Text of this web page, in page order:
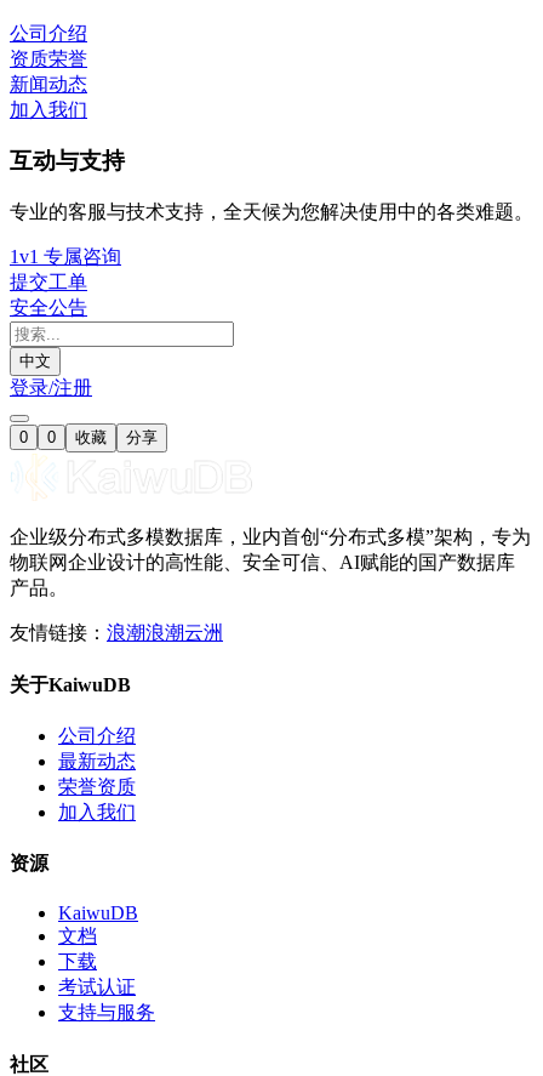
公司介绍
资质荣誉
新闻动态
加入我们
互动与支持
专业的客服与技术支持，全天候为您解决使用中的各类难题。
1v1 专属咨询
提交工单
安全公告
中文
登录/注册
0 0 收藏 分享
企业级分布式多模数据库，业内首创“分布式多模”架构，专为
物联网企业设计的高性能、安全可信、AI赋能的国产数据库
产品。
友情链接： 浪潮浪潮云洲
关于KaiwuDB
公司介绍
最新动态
荣誉资质
加入我们
资源
KaiwuDB
文档
下载
考试认证
支持与服务
社区